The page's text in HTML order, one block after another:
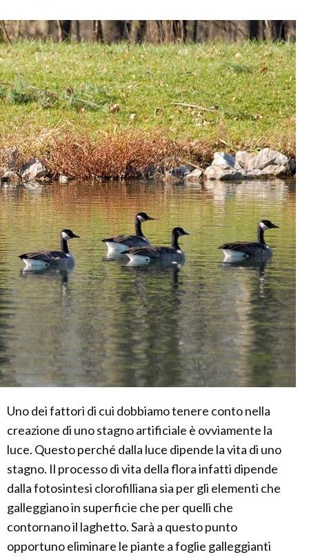
Uno dei fattori di cui dobbiamo tenere conto nella
creazione di uno stagno artificiale è ovviamente la
luce. Questo perché dalla luce dipende la vita di uno
stagno. Il processo di vita della flora infatti dipende
dalla fotosintesi clorofilliana sia per gli elementi che
galleggiano in superficie che per quelli che
contornano il laghetto. Sarà a questo punto
opportuno eliminare le piante a foglie galleggianti